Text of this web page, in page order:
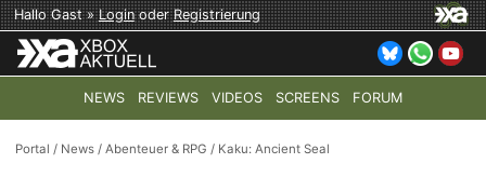
Hallo Gast »LoginoderRegistrierung
NEWS REVIEWS VIDEOS SCREENS FORUM
TOP-THEMEN: COD: MODERN WARFARE 4 HALO:
Portal / News /Abenteuer & RPG / Kaku: Ancient Seal